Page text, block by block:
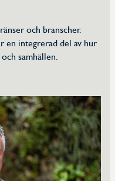
och branscher.
en integrerad del av hur
samhällen.